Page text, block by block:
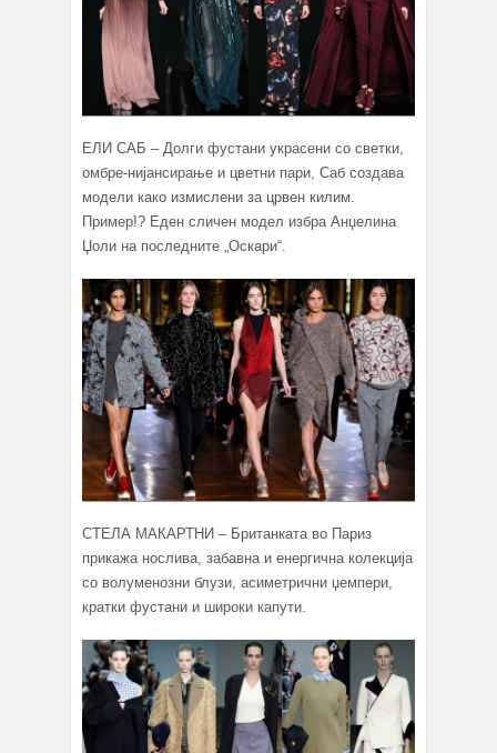
ЕЛИ САБ – Долги фустани украсени со светки,
омбре-нијансирање и цветни пари, Саб создава
модели како измислени за црвен килим.
Пример!? Еден сличен модел избра Анџелина
Џоли на последните „Оскари“.
СТЕЛА МАКАРТНИ – Британката во Париз
прикажа нослива, забавна и енергична колекција
со волуменозни блузи, асиметрични џемпери,
кратки фустани и широки капути.